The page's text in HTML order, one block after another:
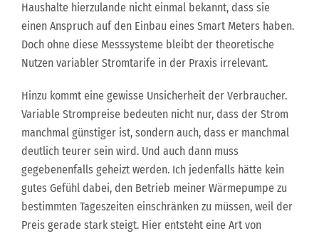
Haushalte hierzulande nicht einmal bekannt, dass sie
einen Anspruch auf den Einbau eines Smart Meters haben.
Doch ohne diese Messsysteme bleibt der theoretische
Nutzen variabler Stromtarife in der Praxis irrelevant.
Hinzu kommt eine gewisse Unsicherheit der Verbraucher.
Variable Strompreise bedeuten nicht nur, dass der Strom
manchmal günstiger ist, sondern auch, dass er manchmal
deutlich teurer sein wird. Und auch dann muss
gegebenenfalls geheizt werden. Ich jedenfalls hätte kein
gutes Gefühl dabei, den Betrieb meiner Wärmepumpe zu
bestimmten Tageszeiten einschränken zu müssen, weil der
Preis gerade stark steigt. Hier entsteht eine Art von